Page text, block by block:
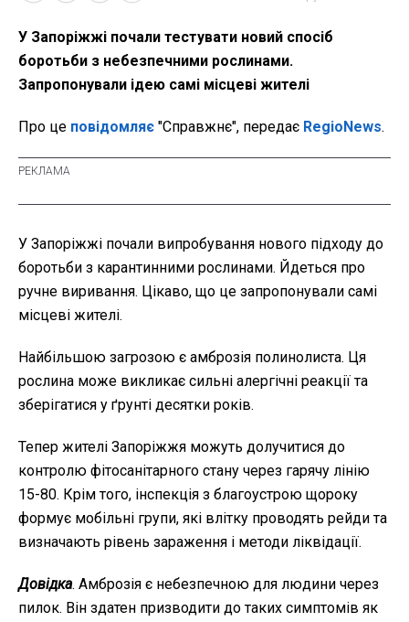
У Запоріжжі почали тестувати новий спосіб
боротьби з небезпечними рослинами.
Запропонували ідею самі місцеві жителі
Про це повідомляє "Справжнє", передає RegioNews.
У Запоріжжі почали випробування нового підходу до
боротьби з карантинними рослинами. Йдеться про
ручне виривання. Цікаво, що це запропонували самі
місцеві жителі.
Найбільшою загрозою є амброзія полинолиста. Ця
рослина може викликає сильні алергічні реакції та
зберігатися у ґрунті десятки років.
Тепер жителі Запоріжжя можуть долучитися до
контролю фітосанітарного стану через гарячу лінію
15-80. Крім того, інспекція з благоустрою щороку
формує мобільні групи, які влітку проводять рейди та
визначають рівень зараження і методи ліквідації.
Довідка. Амброзія є небезпечною для людини через
пилок. Він здатен призводити до таких симптомів як